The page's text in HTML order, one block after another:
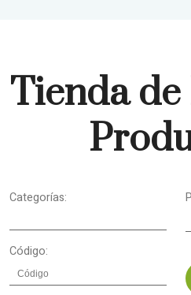
Tienda de
Categorías:
Código: